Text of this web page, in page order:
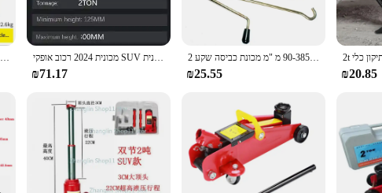
מכונית עם 2 t 3 t 5 טון 5 טון שקע הידראולי אנכי מחוץ לכביש כלי שינוי צמיג מכונית 2024 רכוב אופקי SUV מכונית Sedan הידראולי 2 טון רכב מותקן שקע הידראולי 2 טון
₪71.17
גובה מעלית 90-385 מ "מ מכונת כביסה שקע 2t כבד כבד מעלית ציוד ידני כלי סדנת כלי רכב סדנה מכני
₪25.55 ₪20.85